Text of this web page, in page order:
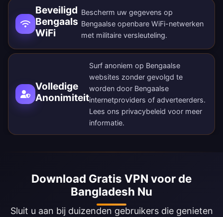
Beveiligd
Bengaals
WiFi
Bescherm uw gegevens op
Bengaalse openbare WiFi-netwerken
met militaire versleuteling.
Volledige
Anonimiteit
Surf anoniem op Bengaalse
websites zonder gevolgd te
worden door Bengaalse
internetproviders of adverteerders.
Lees ons privacybeleid voor meer
informatie.
Download Gratis VPN voor de
Bangladesh Nu
Sluit u aan bij duizenden gebruikers die genieten